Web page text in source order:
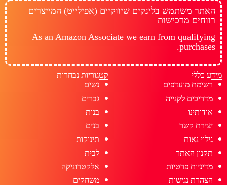
האתר משתמש בלינקים שיווקיים (אפילייט) המייצרים
רווחים מרכישות
As an Amazon Associate we earn from qualifying
purchases.
מידע כללי
רשימת מועדפים
מדריכים לקנייה
אודותינו
יצירת קשר
גילוי נאות
תקנון האתר
מדיניות פרטיות
הצהרת נגישות
קטגוריות נבחרות
נשים
גברים
בנות
בנים
תינוקות
לבית
אלקטרוניקה
משחקים